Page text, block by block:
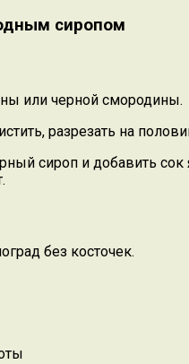
сиропом
или черной смородины.
разрезать на
сироп и добавить
без косточек.